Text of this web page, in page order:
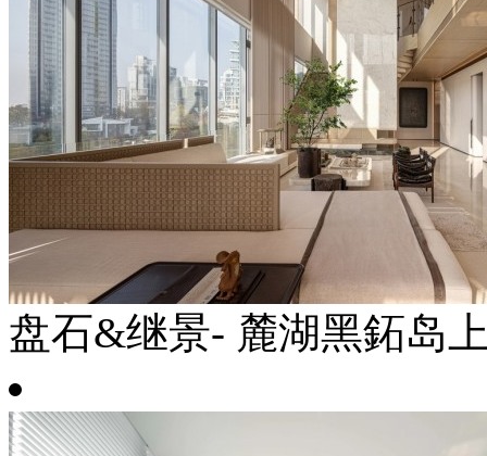
盘石&继景- 麓湖黑鉐岛